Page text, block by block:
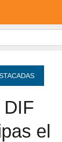
DIF
el